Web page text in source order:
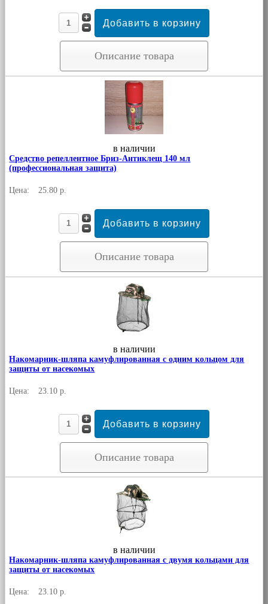
Описание товара
в наличии
Средство репеллентное Бриз-Антиклещ 140 мл
(профессиональная защита)
Цена: 25.80 р.
Описание товара
в наличии
Накомарник-шляпа камуфлированная с одним кольцом для
защиты от насекомых
Цена: 23.10 р.
Описание товара
в наличии
Накомарник-шляпа камуфлированная с двумя кольцами для
защиты от насекомых
Цена: 23.10 р.